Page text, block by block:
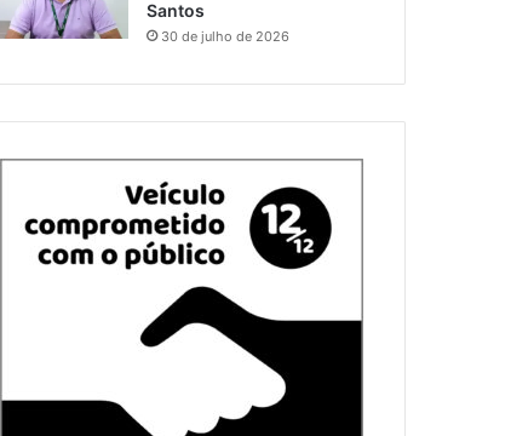
Santos
30 de julho de 2026